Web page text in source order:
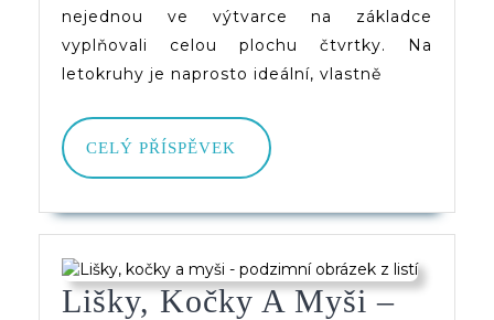
nejednou ve výtvarce na základce
vyplňovali celou plochu čtvrtky. Na
letokruhy je naprosto ideální, vlastně
CELÝ PŘÍSPĚVEK
CELÝ
PŘÍSPĚVEK
Lišky, Kočky A Myši –